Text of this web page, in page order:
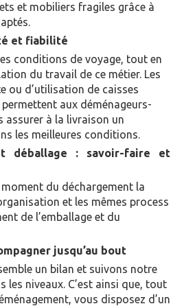
et mobiliers fragiles grâce à
et fiabilité
conditions de voyage, tout en
du travail de ce métier. Les
ou d’utilisation de caisses
aux déménageurs-
assurer à la livraison un
les meilleures conditions.
déballage : savoir-faire et
du déchargement la
et les mêmes process
de l’emballage et du
jusqu’au bout
un bilan et suivons notre
les niveaux. C’est ainsi que, tout
vous disposez d’un